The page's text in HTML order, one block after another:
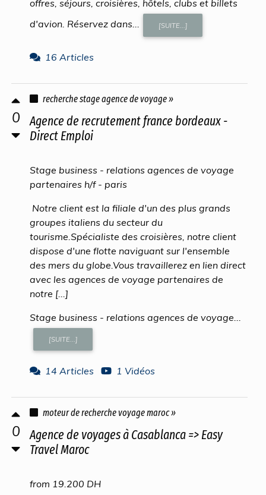
offres, séjours, croisières, hôtels, clubs et billets
d'avion. Réservez dans...
[SUITE...]
16 Articles
0
recherche stage agence de voyage »
Agence de recrutement france bordeaux -
Direct Emploi
Stage business - relations agences de voyage
partenaires h/f - paris
Notre client est la filiale d'un des plus grands
groupes italiens du secteur du
tourisme.Spécialiste des croisières, notre client
dispose d'une flotte naviguant sur l'ensemble
des mers du globe.Vous travaillerez en lien direct
avec les agences de voyage partenaires de
notre [...]
Stage business - relations agences de voyage...
[SUITE...]
14 Articles 1 Vidéos
0
moteur de recherche voyage maroc »
Agence de voyages à Casablanca => Easy
Travel Maroc
from 19.200 DH